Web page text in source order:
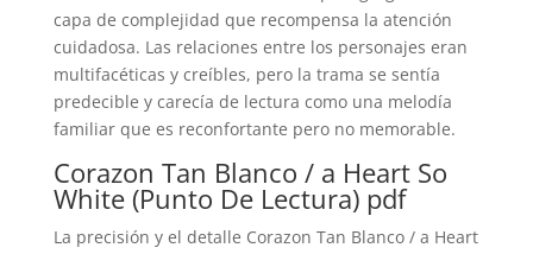
capa de complejidad que recompensa la atención
cuidadosa. Las relaciones entre los personajes eran
multifacéticas y creíbles, pero la trama se sentía
predecible y carecía de lectura como una melodía
familiar que es reconfortante pero no memorable.
Corazon Tan Blanco / a Heart So
White (Punto De Lectura) pdf
La precisión y el detalle Corazon Tan Blanco / a Heart